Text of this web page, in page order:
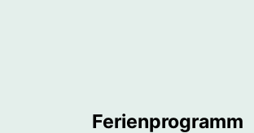
Ferienprogramm